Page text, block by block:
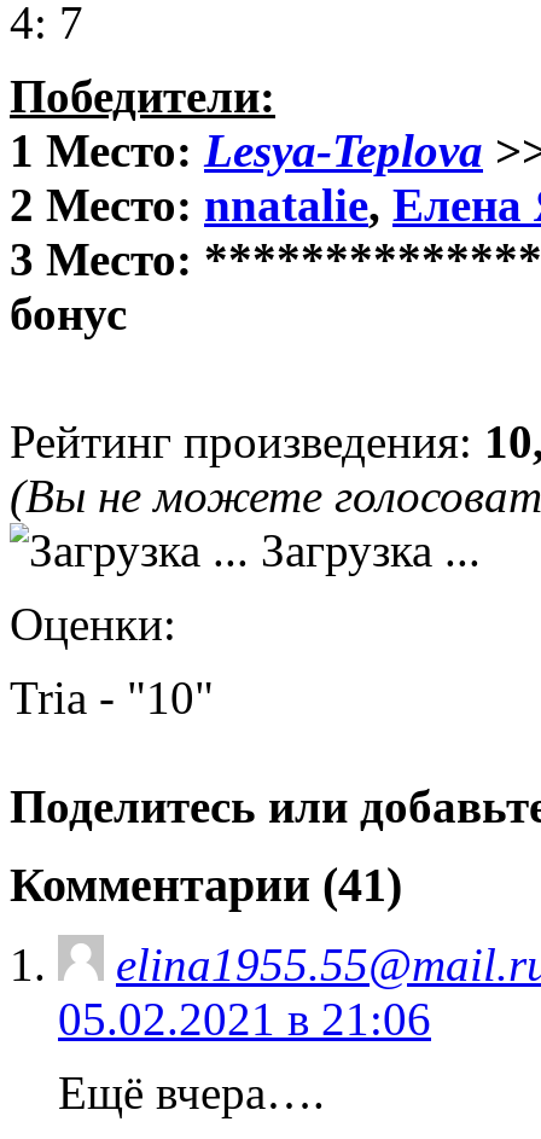
4: 7
Победители:
1 Место: Lesya-Teplova
2 Место: nnatalie, Елена
3 Место:
бонус
Рейтинг произведения:
(Вы не можете
Загрузка ...
Оценки:
Tria - "10"
Поделитесь или
Комментарии (41)
05.02.2021 в 21:06
Ещё вчера….